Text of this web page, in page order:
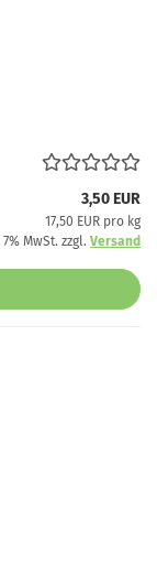
3,50 EUR
17,50 EUR pro kg
MwSt. zzgl. Versand